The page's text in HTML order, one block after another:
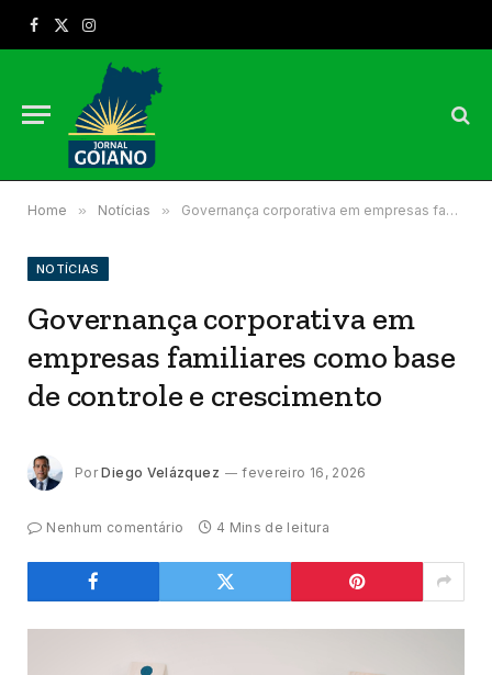
Facebook
X
Instagram
Home » Notícias » Governança corporativa em empresas familiares como base de controle e crescimento
NOTÍCIAS
Governança corporativa em
empresas familiares como base
de controle e crescimento
Por Diego Velázquez fevereiro 16, 2026
Nenhum comentário 4 Mins de leitura